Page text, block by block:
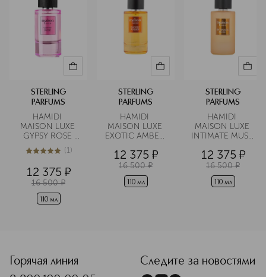
STERLING
PARFUMS
HAMIDI
MAISON LUXE
GYPSY ROSE
Парфюмерная
вода
5из 51 (1)
12 375 ¤
16 500 ¤
110 мл
STERLING
PARFUMS
HAMIDI
MAISON LUXE
EXOTIC AMBER
вода
12 375 ¤
16 500 ¤
110 мл
STERLING
PARFUMS
HAMIDI
MAISON LUXE
INTIMATE MUSC
вода
12 375 ¤
16 500 ¤
110 мл
Горячая линия
Следите за новостями